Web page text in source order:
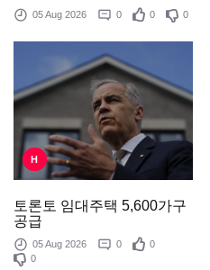
05 Aug 2026 0 0 0
H
토론토 임대주택 5,600가구
공급
05 Aug 2026 0
0
0